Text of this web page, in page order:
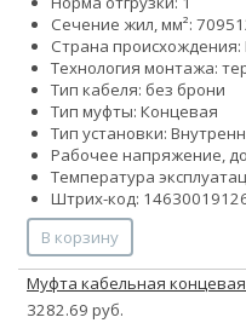
Сечение жил, мм²: 7095
Страна происхождения:
Технология монтажа:
Тип кабеля: без брони
Тип муфты: Концевая
Тип установки:
Рабочее напряжение, до
Температура
Штрих-код:
В корзину
Муфта кабельная
3282.69 руб.